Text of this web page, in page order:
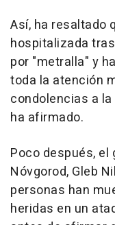
Así, ha resaltado
hospitalizada
por "metralla" y
toda la atención
condolencias a
ha afirmado.
Poco después, el
Nóvgorod, Gleb
personas han
heridas en un